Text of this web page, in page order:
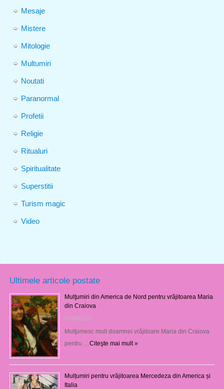
Mesaje
Mistere
Mitologie
Multumiri
Noutati
Paranormal
Profetii
Religie
Ritualuri
Spiritualitate
Superstitii
Turism magic
Video
Ultimele articole postate
Mulţumiri din America de Nord pentru vrăjitoarea Maria
din Craiova
07/08/2026
Mulţumesc mult doamnei vrăjitoare Maria din Craiova
pentru … Citeşte mai mult »
Mulțumiri pentru vrăjitoarea Mercedeza din America și
Italia